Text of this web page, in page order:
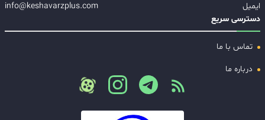
ایمیل
info@keshavarzplus.com
دسترسی سریع
تماس با ما
درباره ما